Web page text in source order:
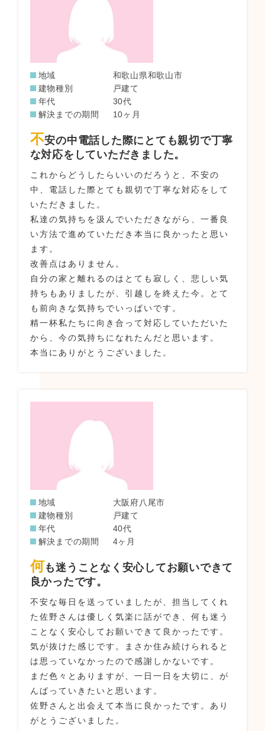
地域
和歌山県和歌山市
建物種別
戸建て
年代
30代
解決までの期間
10ヶ月
不安の中電話した際にとても親切で丁寧
な対応をしていただきました。
これからどうしたらいいのだろうと、不安の
中、電話した際とても親切で丁寧な対応をして
いただきました。
私達の気持ちを汲んでいただきながら、一番良
い方法で進めていただき本当に良かったと思い
ます。
改善点はありません。
自分の家と離れるのはとても寂しく、悲しい気
持ちもありましたが、引越しを終えた今。とて
も前向きな気持ちでいっぱいです。
精一杯私たちに向き合って対応していただいた
から、今の気持ちになれたんだと思います。
本当にありがとうございました。
地域
大阪府八尾市
建物種別
戸建て
年代
40代
解決までの期間
4ヶ月
何も迷うことなく安心してお願いできて
良かったです。
不安な毎日を送っていましたが、担当してくれ
た佐野さんは優しく気楽に話ができ、何も迷う
ことなく安心してお願いできて良かったです。
気が抜けた感じです。まさか住み続けられると
は思っていなかったので感謝しかないです。
まだ色々とありますが、一日一日を大切に、が
んばっていきたいと思います。
佐野さんと出会えて本当に良かったです。あり
がとうございました。